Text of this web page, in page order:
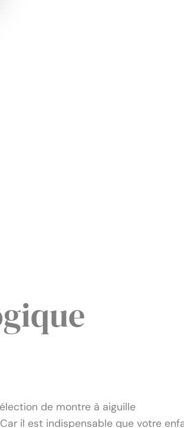
de montre à aiguille
il est indispensable que votre